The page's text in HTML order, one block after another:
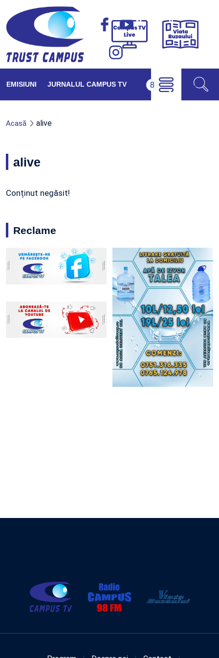
Campus
Viața
EMISIUNI JURNALUL CAMPUS TV
Acasă alive
alive
Conținut negăsit!
Reclame